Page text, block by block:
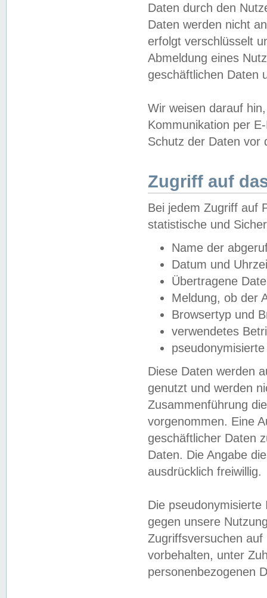
Daten durch den
Daten werden nicht
erfolgt verschlüsselt
Abmeldung eines
geschäftlichen Daten
Wir weisen darauf
Kommunikation per
Schutz der Daten vor
Zugriff auf
Bei jedem Zugriff auf
statistische und
Name der
Datum und
Übertragene
Meldung, ob der
Browsertyp und
verwendetes
Diese Daten werden
genutzt und werden
Zusammenführung
vorgenommen. Eine
geschäftlicher Daten
Daten. Die Angabe
ausdrücklich freiwillig.
Die
gegen unsere
Zugriffsversuchen
vorbehalten, unter
personenbezogenen